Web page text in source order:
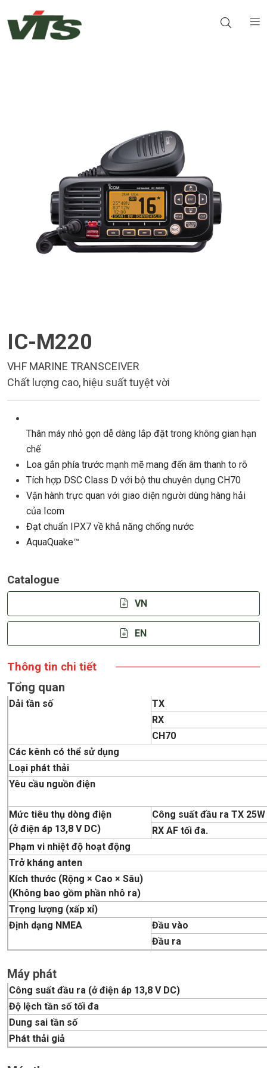
IC-M220
VHF MARINE TRANSCEIVER
Chất lượng cao, hiệu suất tuyệt vời
Thân máy nhỏ gọn dễ dàng lắp đặt trong không gian hạn
chế
Loa gắn phía trước mạnh mẽ mang đến âm thanh to rõ
Tích hợp DSC Class D với bộ thu chuyên dụng CH70
Vận hành trực quan với giao diện người dùng hàng hải
của Icom
Đạt chuẩn IPX7 về khả năng chống nước
AquaQuake™
Catalogue
VN
EN
Thông tin chi tiết
Tổng quan
Dải tần số
TX
RX
CH70
Các kênh có thể sử dụng
Loại phát thải
Yêu cầu nguồn điện
Mức tiêu thụ dòng điện
(ở điện áp 13,8 V DC)
Công suất đầu ra TX 25W
RX AF tối đa.
Phạm vi nhiệt độ hoạt động
Trở kháng anten
Kích thước (Rộng × Cao × Sâu)
(Không bao gồm phần nhô ra)
Trọng lượng (xấp xỉ)
Định dạng NMEA
Đầu vào
Đầu ra
Máy phát
Công suất đầu ra (ở điện áp 13,8 V DC)
Độ lệch tần số tối đa
Dung sai tần số
Phát thải giả